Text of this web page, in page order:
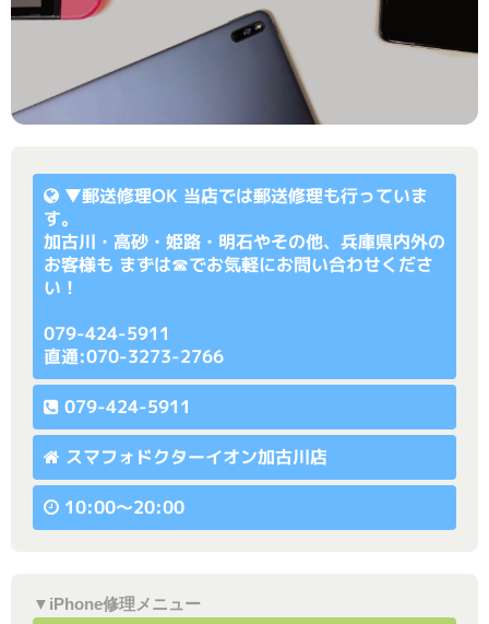
▼郵送修理OK 当店では郵送修理も行っていま
す。
加古川・高砂・姫路・明石やその他、兵庫県内外の
お客様も まずは☎でお気軽にお問い合わせくださ
い！
079-424-5911
直通:070-3273-2766
079-424-5911
スマフォドクターイオン加古川店
10:00〜20:00
▼iPhone修理メニュー